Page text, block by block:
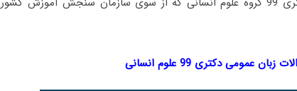
عمومی دکتری 99 علوم انسانی